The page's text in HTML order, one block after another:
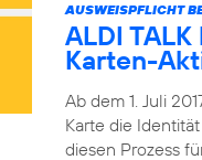
AUSWEISPFLICHT
ALDI
Karten-
Ab dem 1. Juli
Karte die
diesen Prozess